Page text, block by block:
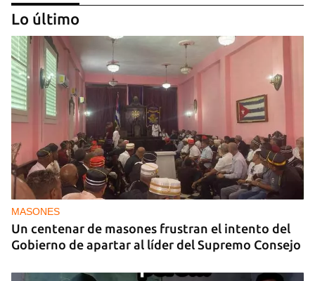
NICARAGUA
Ortega le teme a las elecciones porque le teme al
pueblo
Lo último
MASONES
Un centenar de masones frustran el intento del
Gobierno de apartar al líder del Supremo Consejo